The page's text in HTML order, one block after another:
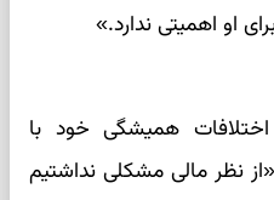
او اهمیتی ندارد.»
همیشگی خود با
نظر مالی مشکلی نداشتیم